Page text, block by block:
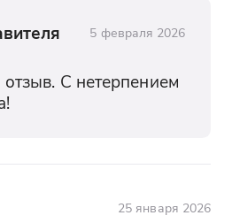
5 февраля 2026
С нетерпением
25 января 2026